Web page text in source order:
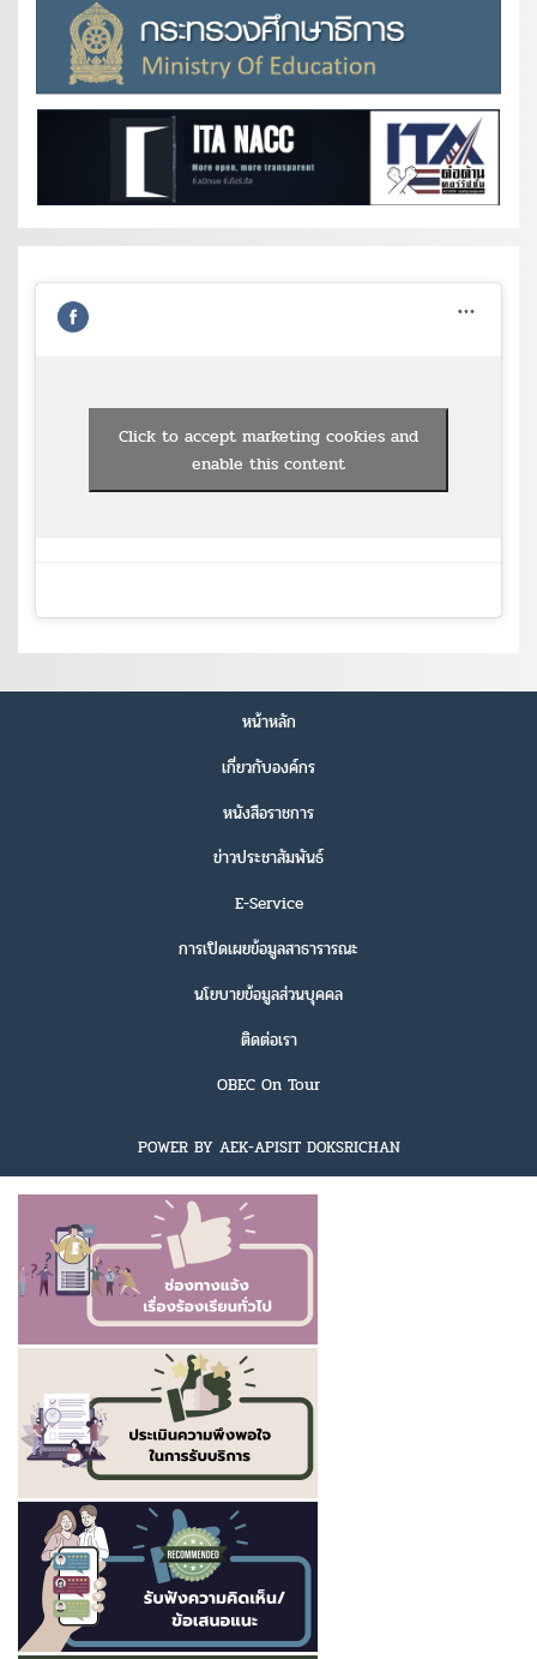
Click to accept marketing cookies and
enable this content
หน้าหลัก
เกี่ยวกับองค์กร
หนังสือราชการ
ข่าวประชาสัมพันธ์
E-Service
การเปิดเผยข้อมูลสาธารารณะ
นโยบายข้อมูลส่วนบุคคล
ติดต่อเรา
OBEC On Tour
POWER BY AEK-APISIT DOKSRICHAN